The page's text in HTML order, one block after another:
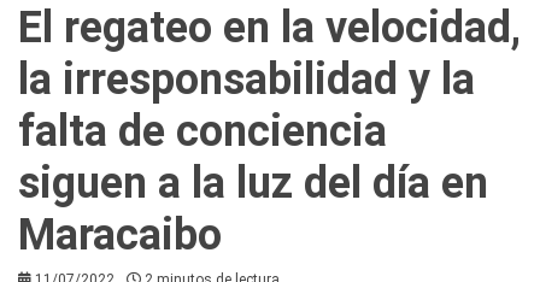
El regateo en la velocidad,
la irresponsabilidad y la
falta de conciencia
siguen a la luz del día en
Maracaibo